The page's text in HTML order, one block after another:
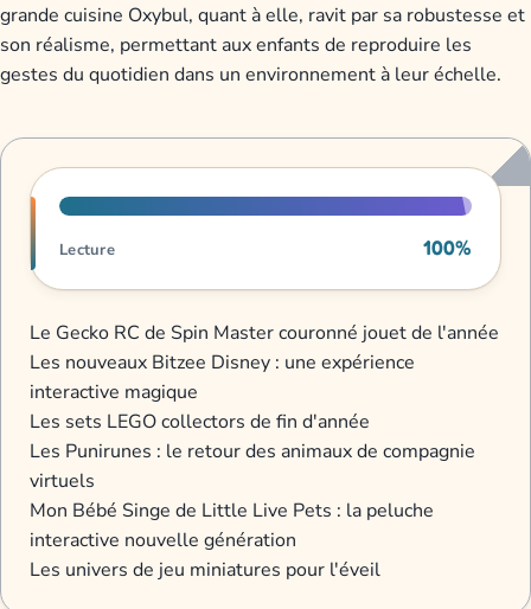
grande cuisine Oxybul, quant à elle, ravit par sa robustesse et
son réalisme, permettant aux enfants de reproduire les
gestes du quotidien dans un environnement à leur échelle.
Progression de lecture
Lecture 100%
Le Gecko RC de Spin Master couronné jouet de l'année
Les nouveaux Bitzee Disney : une expérience
interactive magique
Les sets LEGO collectors de fin d'année
Les Punirunes : le retour des animaux de compagnie
virtuels
Mon Bébé Singe de Little Live Pets : la peluche
interactive nouvelle génération
Les univers de jeu miniatures pour l'éveil